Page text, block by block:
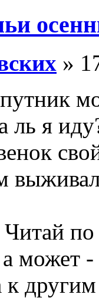
»
ль я
по
может
другим